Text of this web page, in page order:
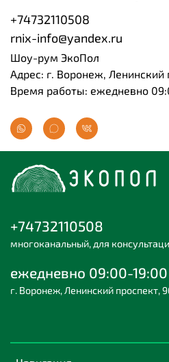
+74732110508
rnix-info@yandex.ru
Шоу-рум ЭкоПол
Адрес: г. Воронеж, Ленинский
Время работы: ежедневно
+74732110508
многоканальный, для
ежедневно 09:00-19:00
г. Воронеж, Ленинский проспект,